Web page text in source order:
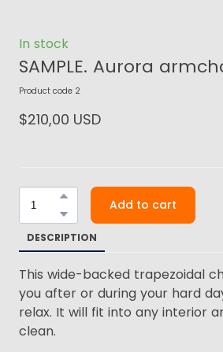
In stock
SAMPLE. Aurora
Product code 2
$210,00 USD
Add to cart
DESCRIPTION
This wide-backed trapezoidal
you after or during your hard
relax. It will fit into any interior
clean.